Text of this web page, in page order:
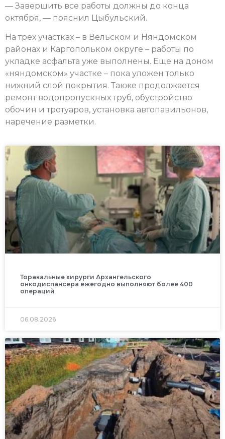
— Завершить все работы должны до конца
октября, — пояснил Цыбульский.
На трех участках – в Вельском и Няндомском
районах и Каргопольком округе – работы по
укладке асфальта уже выполнены. Еще на доном
«няндомском» участке – пока уложен только
нижний слой покрытия. Также продолжается
ремонт водопропускных труб, обустройство
обочин и тротуаров, установка автопавильонов,
наречение разметки.
Торакальные хирурги Архангельского
онкодиспансера ежегодно выполняют более 400
операций
06.08.2026